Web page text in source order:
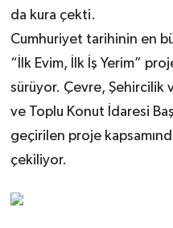
da kura çekti.
Cumhuriyet tarihinin en
“İlk Evim, İlk İş Yerim”
sürüyor. Çevre, Şehircilik
ve Toplu Konut İdaresi
geçirilen proje
çekiliyor.